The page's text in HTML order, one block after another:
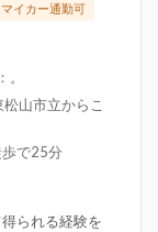
イカー通勤可
山市立からこ
で25分
られる経験を